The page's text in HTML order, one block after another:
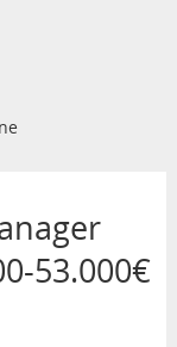
53.000€